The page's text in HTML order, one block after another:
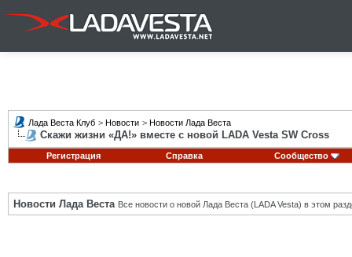
Лада Веста Клуб > Новости > Новости Лада Веста
Скажи жизни «ДА!» вместе с новой LADA Vesta SW Cross
Регистрация Справка Сообщество
Новости Лада Веста Все новости о новой Лада Веста (LADA Vesta) в этом